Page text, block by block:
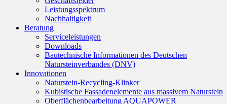
Leistungsspektrum
Nachhaltigkeit
Beratung
Serviceleistungen
Downloads
Bautechnische Informationen des Deutschen
Natursteinverbandes (DNV)
Innovationen
Naturstein-Recycling-Klinker
Kubistische Fassadenelemente aus massivem Naturstein
Oberflächenbearbeitung AQUAPOWER